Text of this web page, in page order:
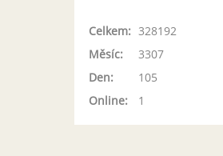
Online: 1
Celkem: 328192
Měsíc:
3307
Den:
105